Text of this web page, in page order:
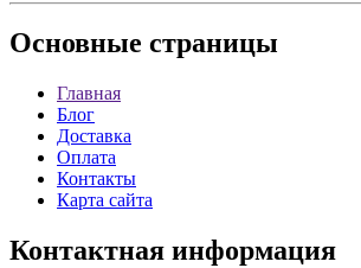
Основные страницы
Главная
Блог
Доставка
Оплата
Контакты
Карта сайта
Контактная информация